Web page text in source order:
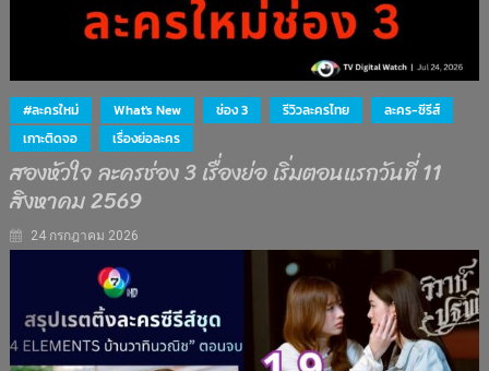
#ละครใหม่ What's New ช่อง 3 รีวิวละครไทย
ละคร-ซีรีส์
เกาะติดจอ
เรื่องย่อละคร
สองหัวใจ ละครช่อง 3 เรื่องย่อ เริ่มตอนแรกวันที่ 11
สิงหาคม 2569
24 กรกฎาคม 2026